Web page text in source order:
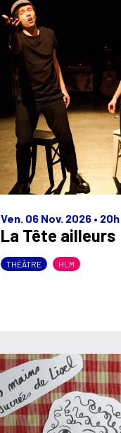
Ven. 06 Nov. 2026 • 20h
La Tête ailleurs
THÉÂTRE HLM